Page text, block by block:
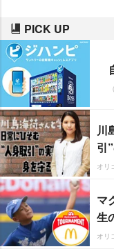
PICK UP
川
引
オリ
マ
生
オリ